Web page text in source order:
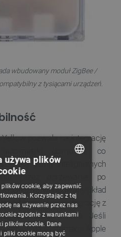
wbudowany moduł ZigBee /
z tysiącami urządzeń.
pozwala na integrację
domowej, co
gamą inteligentnych
przez ogrzewanie, po
wbudowany układ
pozwala na integrację z
Smart Home
. Jeśli
na systemach Apple
CZECH
ENGLISH
GERMAN
używa plików
cookie, aby zapewnić
Korzystając z tej
na używanie przez nas
zgodnie z warunkami
plików cookie. Dane
pliki cookie mogą być